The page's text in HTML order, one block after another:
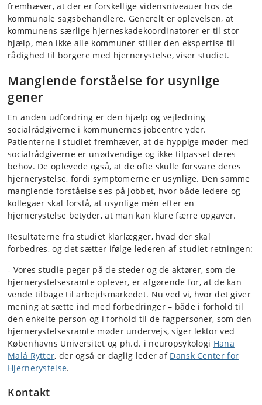
fremhæver, at der er forskellige vidensniveauer hos de
kommunale sagsbehandlere. Generelt er oplevelsen, at
kommunens særlige hjerneskadekoordinatorer er til stor
hjælp, men ikke alle kommuner stiller den ekspertise til
rådighed til borgere med hjernerystelse, viser studiet.
Manglende forståelse for usynlige
gener
En anden udfordring er den hjælp og vejledning
socialrådgiverne i kommunernes jobcentre yder.
Patienterne i studiet fremhæver, at de hyppige møder med
socialrådgiverne er unødvendige og ikke tilpasset deres
behov. De oplevede også, at de ofte skulle forsvare deres
hjernerystelse, fordi symptomerne er usynlige. Den samme
manglende forståelse ses på jobbet, hvor både ledere og
kollegaer skal forstå, at usynlige mén efter en
hjernerystelse betyder, at man kan klare færre opgaver.
Resultaterne fra studiet klarlægger, hvad der skal
forbedres, og det sætter ifølge lederen af studiet retningen:
- Vores studie peger på de steder og de aktører, som de
hjernerystelsesramte oplever, er afgørende for, at de kan
vende tilbage til arbejdsmarkedet. Nu ved vi, hvor det giver
mening at sætte ind med forbedringer – både i forhold til
den enkelte person og i forhold til de fagpersoner, som den
hjernerystelsesramte møder undervejs, siger lektor ved
Københavns Universitet og ph.d. i neuropsykologi Hana
Malá Rytter, der også er daglig leder af Dansk Center for
Hjernerystelse.
Kontakt